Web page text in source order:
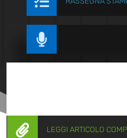

 LEGGI ARTICOLO